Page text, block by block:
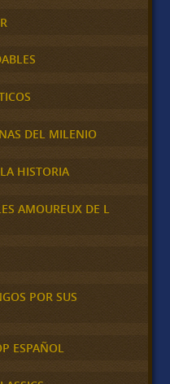
DEL MILENIO
HISTORIA
AMOUREUX DE L
POR SUS
ESPAÑOL